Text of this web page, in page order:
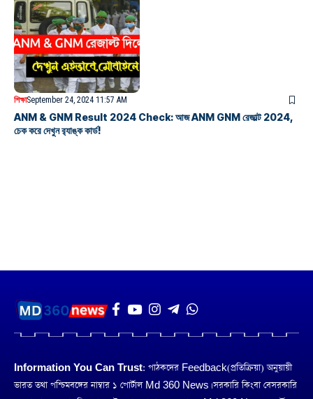
শিক্ষাSeptember 24, 2024 11:57 AM
ANM & GNM Result 2024 Check: আজ ANM GNM রেজাল্ট 2024,
চেক করে দেখুন র‍্যাঙ্ক কার্ড!
Information You Can Trust: পাঠকদের Feedback(প্রতিক্রিয়া) অনুয়ায়ী
ভারত তথা পশ্চিমবঙ্গের নাম্বার ১ পোর্টাল Md 360 News। সরকারি কিংবা বেসরকারি